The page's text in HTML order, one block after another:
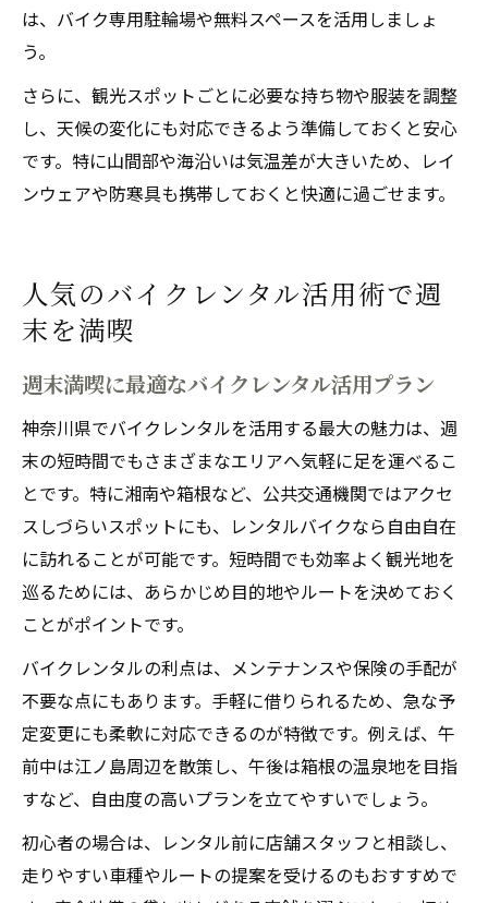
は、バイク専用駐輪場や無料スペースを活用しましょ
う。
さらに、観光スポットごとに必要な持ち物や服装を調整
し、天候の変化にも対応できるよう準備しておくと安心
です。特に山間部や海沿いは気温差が大きいため、レイ
ンウェアや防寒具も携帯しておくと快適に過ごせます。
人気のバイクレンタル活用術で週
末を満喫
週末満喫に最適なバイクレンタル活用プラン
神奈川県でバイクレンタルを活用する最大の魅力は、週
末の短時間でもさまざまなエリアへ気軽に足を運べるこ
とです。特に湘南や箱根など、公共交通機関ではアクセ
スしづらいスポットにも、レンタルバイクなら自由自在
に訪れることが可能です。短時間でも効率よく観光地を
巡るためには、あらかじめ目的地やルートを決めておく
ことがポイントです。
バイクレンタルの利点は、メンテナンスや保険の手配が
不要な点にもあります。手軽に借りられるため、急な予
定変更にも柔軟に対応できるのが特徴です。例えば、午
前中は江ノ島周辺を散策し、午後は箱根の温泉地を目指
すなど、自由度の高いプランを立てやすいでしょう。
初心者の場合は、レンタル前に店舗スタッフと相談し、
走りやすい車種やルートの提案を受けるのもおすすめで